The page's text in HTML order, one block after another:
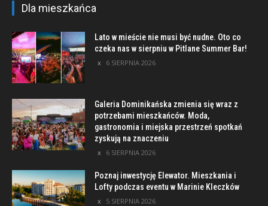
Dla mieszkańca
Lato w mieście nie musi być nudne. Oto co
czeka nas w sierpniu w Pitlane Summer Bar!
6 SIERPNIA 2026
Galeria Dominikańska zmienia się wraz z
potrzebami mieszkańców. Moda,
gastronomia i miejska przestrzeń spotkań
zyskują na znaczeniu
6 SIERPNIA 2026
Poznaj inwestycję Elewator. Mieszkania i
Lofty podczas eventu w Marinie Kleczków
5 SIERPNIA 2026